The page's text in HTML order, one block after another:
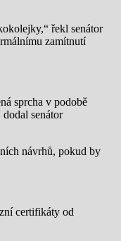
řekl senátor
zamítnutí
sprcha v podobě
senátor
návrhů, pokud by
certifikáty od